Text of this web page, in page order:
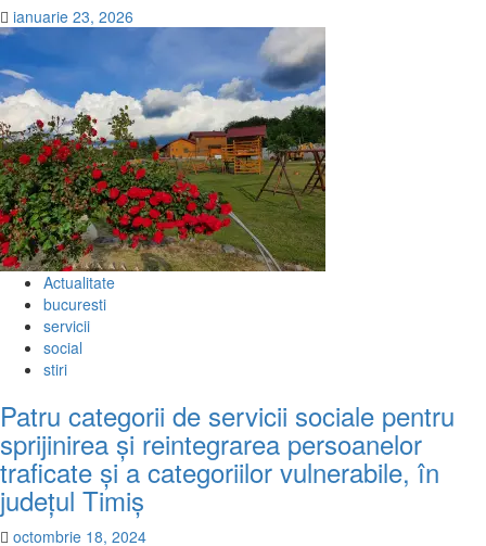
ianuarie 23, 2026
Actualitate
bucuresti
servicii
social
stiri
Patru categorii de servicii sociale pentru
sprijinirea și reintegrarea persoanelor
traficate și a categoriilor vulnerabile, în
județul Timiș
octombrie 18, 2024